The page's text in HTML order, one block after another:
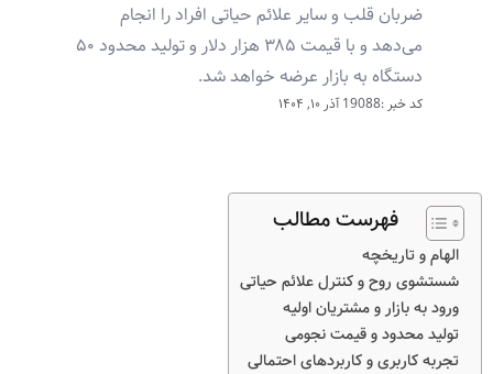
ضربان قلب و سایر علائم حیاتی افراد را انجام
می‌دهد و با قیمت ۳۸۵ هزار دلار و تولید محدود ۵۰
دستگاه به بازار عرضه خواهد شد.
کد خبر :19088 آذر ۱۰, ۱۴۰۴
فهرست مطالب
الهام و تاریخچه
شستشوی روح و کنترل علائم حیاتی
ورود به بازار و مشتریان اولیه
تولید محدود و قیمت نجومی
تجربه کاربری و کاربردهای احتمالی